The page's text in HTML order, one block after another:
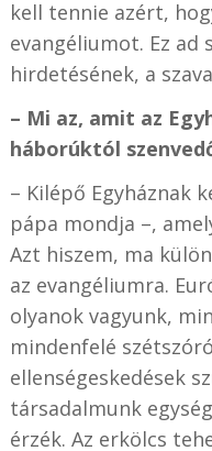
kell tennie azért,
evangéliumot. Ez ad
hirdetésének, a
– Mi az, amit az
háborúktól
– Kilépő Egyháznak
pápa mondja –,
Azt hiszem, ma
az evangéliumra.
olyanok vagyunk,
mindenfelé
ellenségeskedések
társadalmunk
érzék. Az erkölcs